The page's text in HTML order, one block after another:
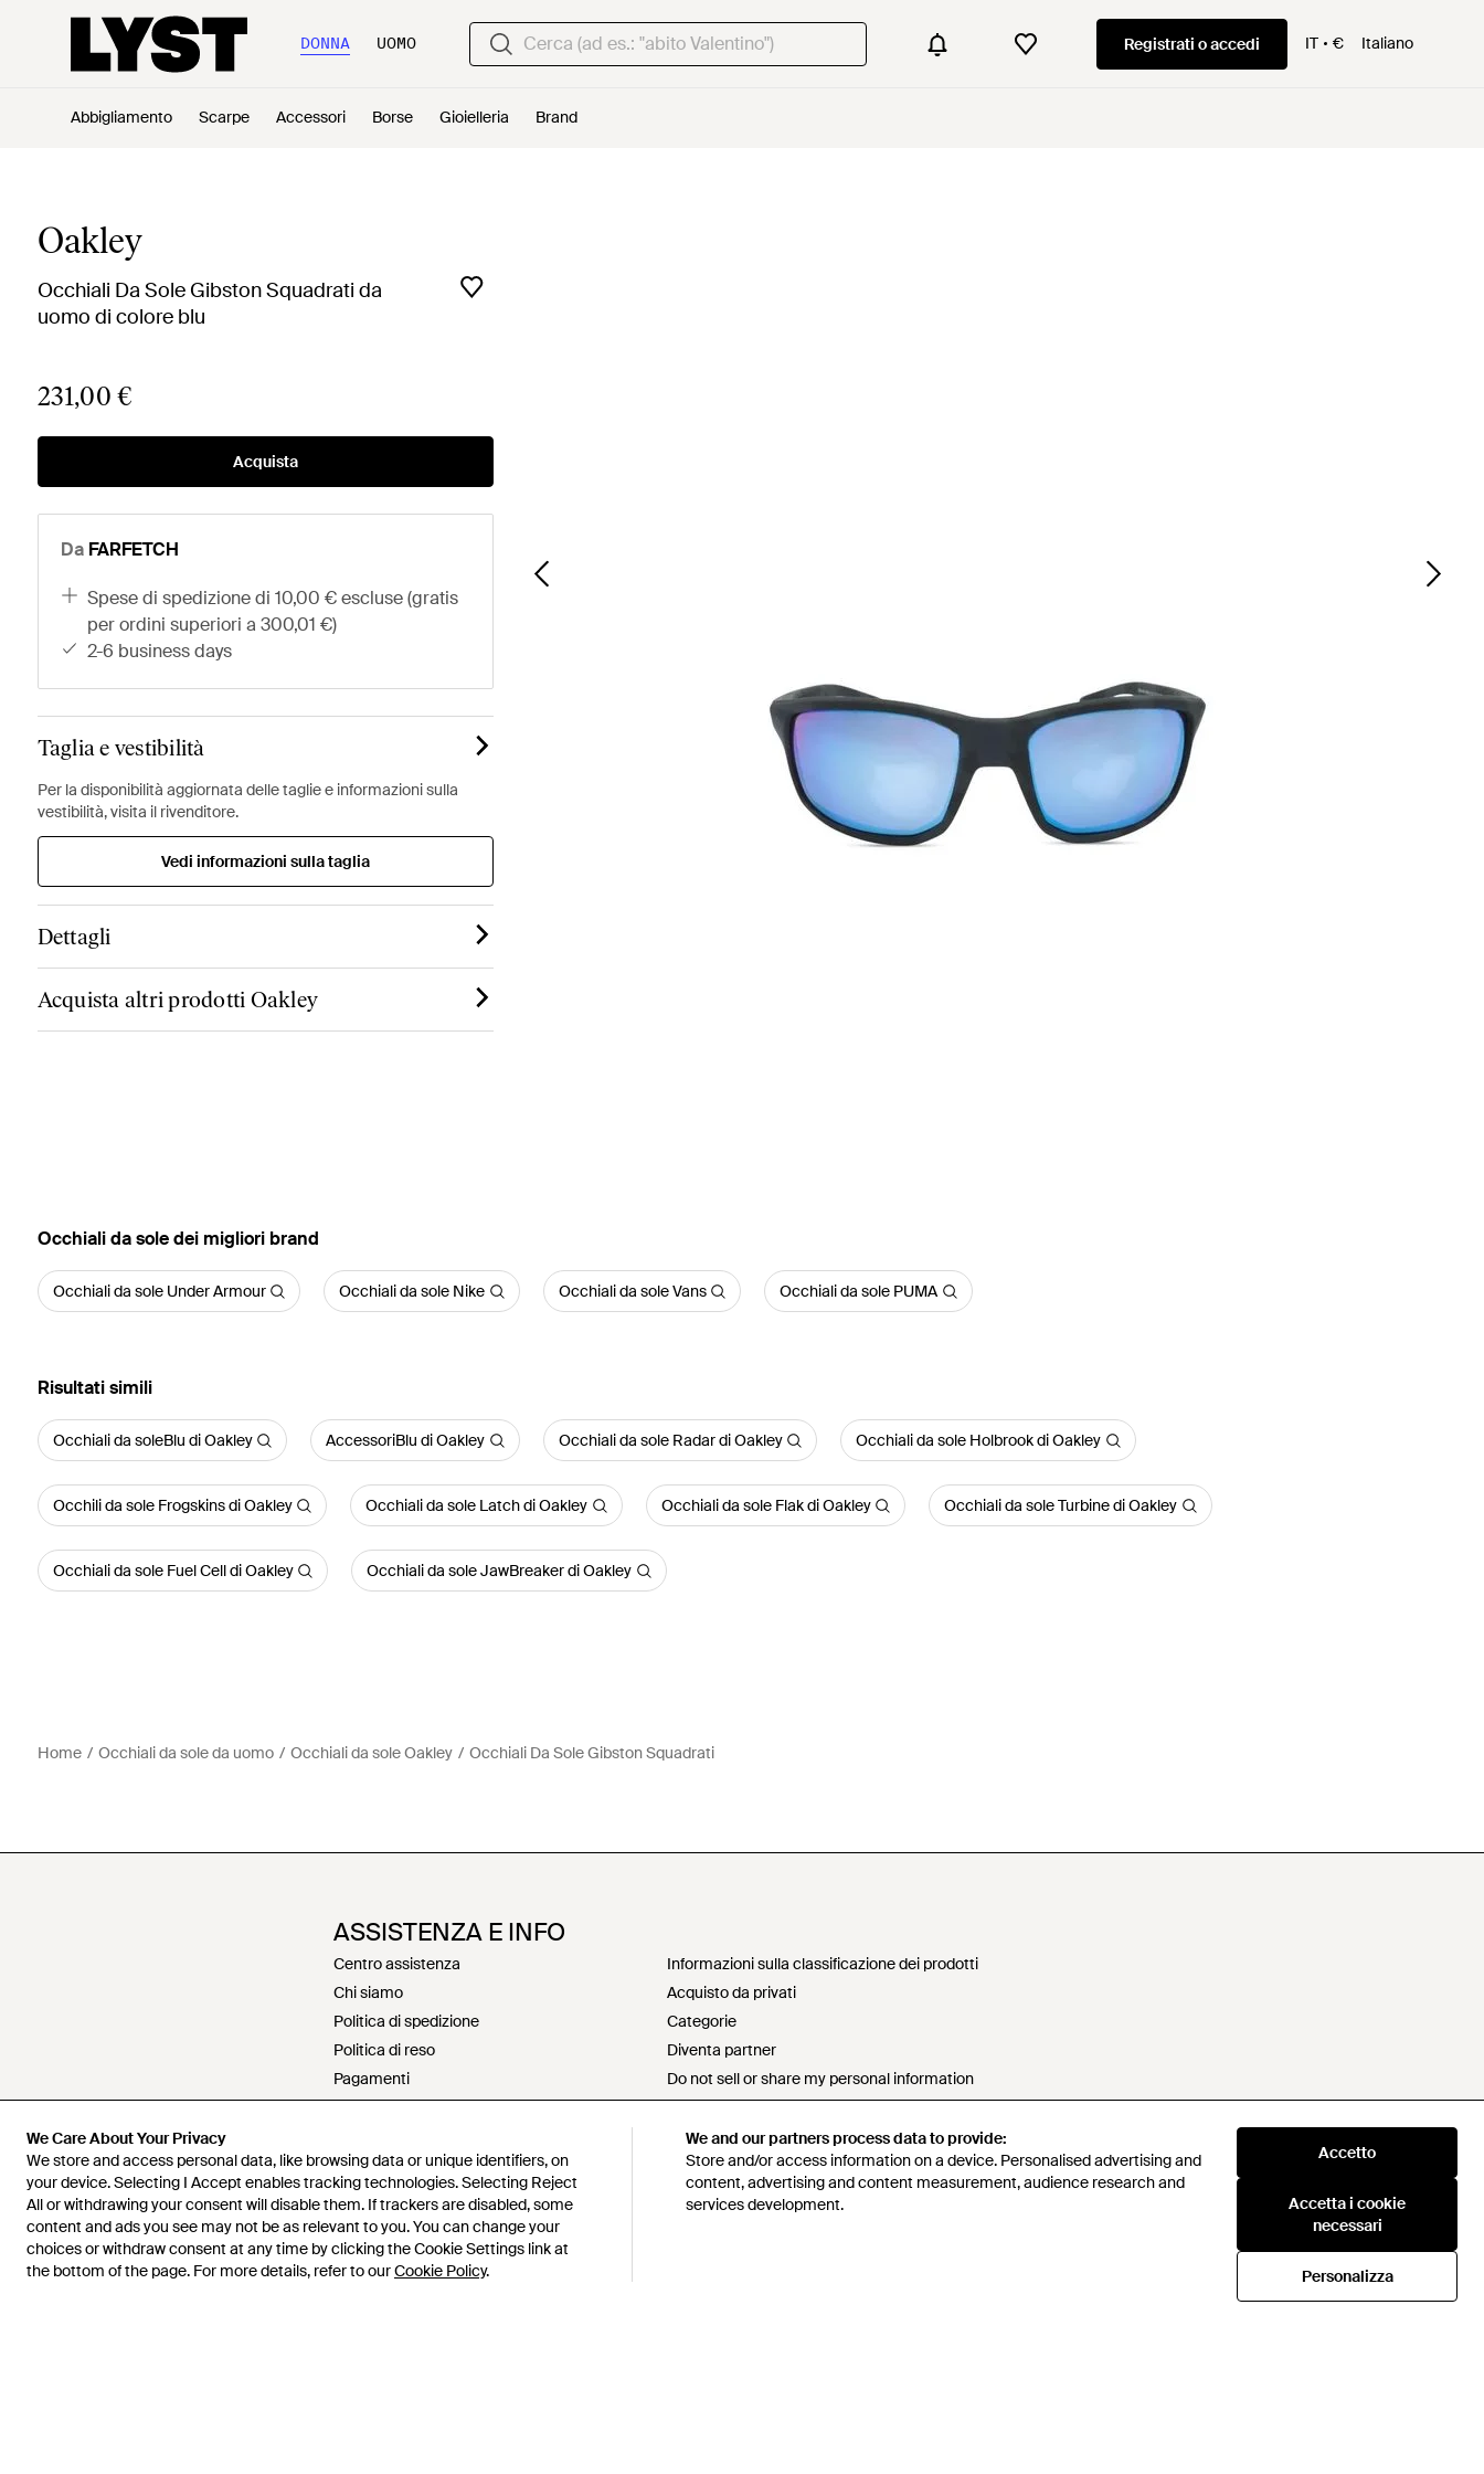
We Care About Your Privacy
We store and access personal data, like browsing data or unique identifiers, on
your device. Selecting I Accept enables tracking technologies. Selecting Reject
All or withdrawing your consent will disable them. If trackers are disabled, some
content and ads you see may not be as relevant to you. You can change your
choices or withdraw consent at any time by clicking the Cookie Settings link at
the bottom of the page. For more details, refer to ourCookie Policy.
We and our partners process data to provide:
Store and/or access information on a device. Personalised advertising and
content, advertising and content measurement, audience research and
services development.
Accetto
Accetta i cookie
necessari
Personalizza
DONNA UOMO Registrati o accedi IT € Italiano
Abbigliamento Scarpe Accessori Borse Gioielleria Brand
Oakley
Occhiali Da Sole Gibston Squadrati da
uomo di colore blu
231,00 €
Acquista
Da FARFETCH
spese di spedizione di 10,00 € escluse (gratis
per ordini superiori a 300,01 €)
2-6 business days
Taglia e vestibilità
Per la disponibilità aggiornata delle taglie e informazioni sulla
vestibilità, visita il rivenditore.
Vedi informazioni sulla taglia
Dettagli
Acquista altri prodotti Oakley
‪Occhiali da sole‬ dei migliori brand
Occhiali da sole Under Armour Occhiali da sole Nike Occhiali da sole Vans Occhiali da sole PUMA
Risultati simili
Occhiali da soleBlu di Oakley AccessoriBlu di Oakley Occhiali da sole Radar di Oakley Occhiali da sole Holbrook di Oakley
Occhili da sole Frogskins di Oakley Occhiali da sole Latch di Oakley Occhiali da sole Flak di Oakley Occhiali da sole Turbine di Oakley
Occhiali da sole Fuel Cell di Oakley Occhiali da sole JawBreaker di Oakley
Home Occhiali da sole da uomo Occhiali da sole Oakley Occhiali Da Sole Gibston Squadrati
ASSISTENZA E INFO
Centro assistenza
Chi siamo
Politica di spedizione
Politica di reso
Pagamenti
Politica di rimborso
Contattaci
Condizioni d'uso
Informativa sulla privacy e sull'uso dei cookies
Proprietà intellettuale
Informazioni sulla classificazione dei prodotti
Acquisto da privati
Categorie
Diventa partner
Do not sell or share my personal information
Dichiarazione sulla schiavitù moderna
Dichiarazione s172
Politica sull'approvvigionamento responsabile
Codice di condotta